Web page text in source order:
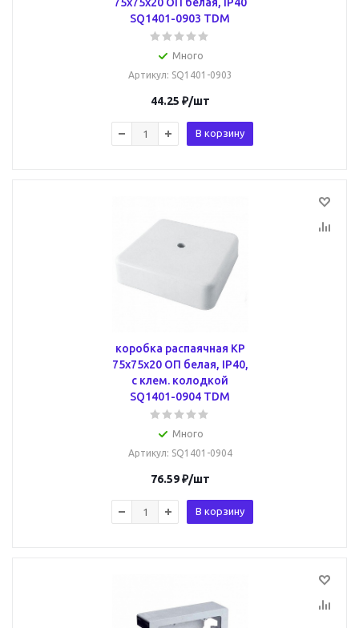
SQ1401-0903 TDM
Много
Артикул: SQ1401-0903
44.25 ₽/шт
В корзину
коробка распаячная КР
75х75х20 ОП белая, IP40,
с клем. колодкой
SQ1401-0904 TDM
Много
Артикул: SQ1401-0904
76.59₽/шт
В корзину